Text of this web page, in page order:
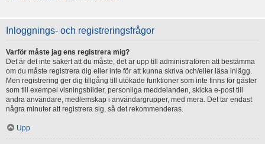
Inloggnings- och registreringsfrågor
Varför måste jag ens registrera mig?
Det är det inte säkert att du måste, det är upp till administratören att bestämma
om du måste registrera dig eller inte för att kunna skriva och/eller läsa inlägg.
Men registrering ger dig tillgång till utökade funktioner som inte finns för gäster
som till exempel visningsbilder, personliga meddelanden, skicka e-post till
andra användare, medlemskap i användargrupper, med mera. Det tar endast
några minuter att registrera sig, så det rekommenderas.
Upp